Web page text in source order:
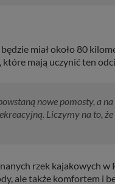
miał około 80
które mają uczynić ten
nowe pomosty, a
Liczymy na to,
rzek kajakowych w
ale także komfortem i